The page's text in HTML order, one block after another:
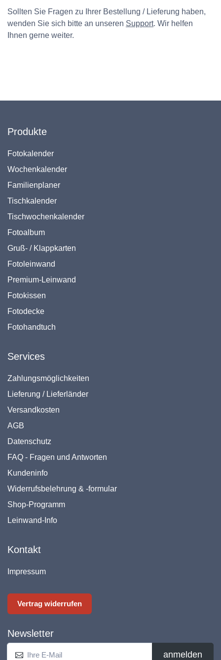
Sollten Sie Fragen zu Ihrer Bestellung / Lieferung haben,
wenden Sie sich bitte an unseren Support. Wir helfen
Ihnen gerne weiter.
Produkte
Fotokalender
Wochenkalender
Familienplaner
Tischkalender
Tischwochenkalender
Fotoalbum
Gruß- / Klappkarten
Fotoleinwand
Premium-Leinwand
Fotokissen
Fotodecke
Fotohandtuch
Services
Zahlungsmöglichkeiten
Lieferung / Lieferländer
Versandkosten
AGB
Datenschutz
FAQ - Fragen und Antworten
Kundeninfo
Widerrufsbelehrung & -formular
Shop-Programm
Leinwand-Info
Kontakt
Impressum
Vertrag widerrufen
Newsletter
anmelden